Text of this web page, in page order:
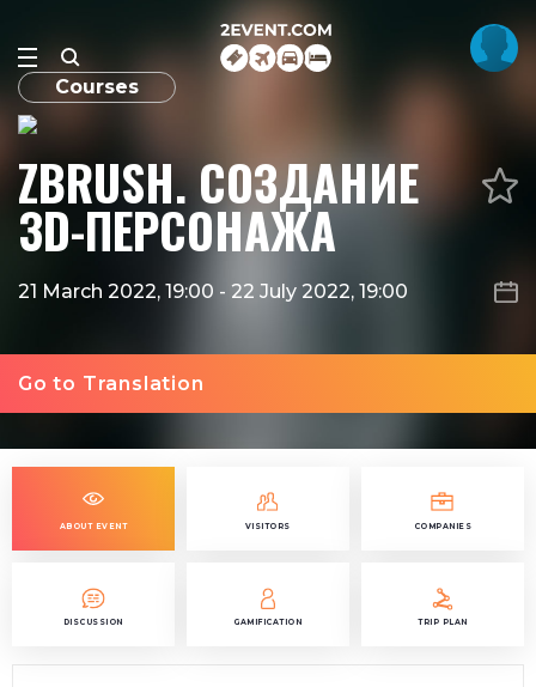
Courses
ZBRUSH. СОЗДАНИЕ
3D-ПЕРСОНАЖА
21 March 2022, 19:00 - 22 July 2022, 19:00
Go to Translation
ABOUT EVENT VISITORS COMPANIES
DISCUSSION GAMIFICATION TRIP PLAN